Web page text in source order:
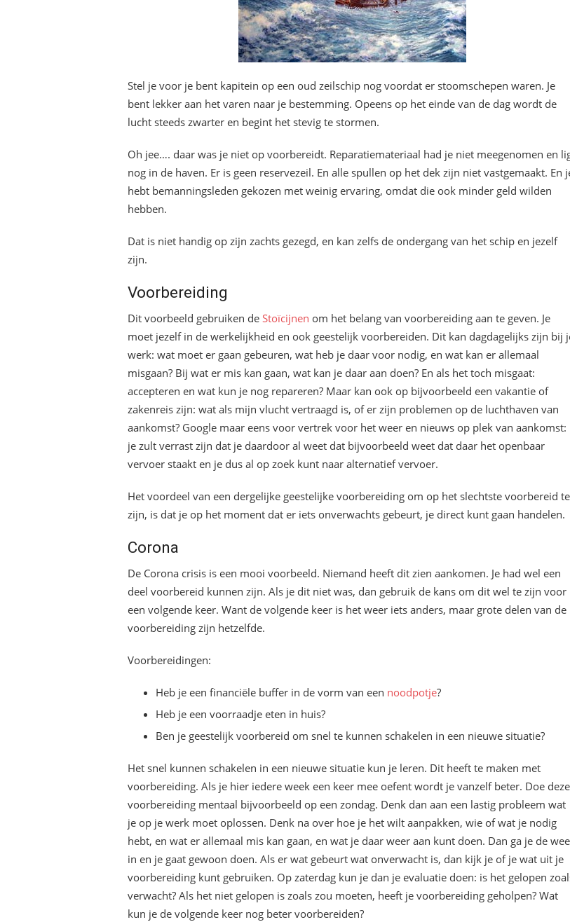
Stel je voor je bent kapitein op een oud zeilschip nog voordat er stoomschepen waren. Je
bent lekker aan het varen naar je bestemming. Opeens op het einde van de dag wordt de
lucht steeds zwarter en begint het stevig te stormen.
Oh jee…. daar was je niet op voorbereidt. Reparatiemateriaal had je niet meegenomen en
nog in de haven. Er is geen reservezeil. En alle spullen op het dek zijn niet vastgemaakt. En
hebt bemanningsleden gekozen met weinig ervaring, omdat die ook minder geld wilden
hebben.
Dat is niet handig op zijn zachts gezegd, en kan zelfs de ondergang van het schip en jezelf
zijn.
Voorbereiding
Dit voorbeeld gebruiken de Stoïcijnen om het belang van voorbereiding aan te geven. Je
moet jezelf in de werkelijkheid en ook geestelijk voorbereiden. Dit kan dagdagelijks zijn bij
werk: wat moet er gaan gebeuren, wat heb je daar voor nodig, en wat kan er allemaal
misgaan? Bij wat er mis kan gaan, wat kan je daar aan doen? En als het toch misgaat:
accepteren en wat kun je nog repareren? Maar kan ook op bijvoorbeeld een vakantie of
zakenreis zijn: wat als mijn vlucht vertraagd is, of er zijn problemen op de luchthaven van
aankomst? Google maar eens voor vertrek voor het weer en nieuws op plek van aankomst:
je zult verrast zijn dat je daardoor al weet dat bijvoorbeeld weet dat daar het openbaar
vervoer staakt en je dus al op zoek kunt naar alternatief vervoer.
Het voordeel van een dergelijke geestelijke voorbereiding om op het slechtste voorbereid te
zijn, is dat je op het moment dat er iets onverwachts gebeurt, je direct kunt gaan handelen.
Corona
De Corona crisis is een mooi voorbeeld. Niemand heeft dit zien aankomen. Je had wel een
deel voorbereid kunnen zijn. Als je dit niet was, dan gebruik de kans om dit wel te zijn voor
een volgende keer. Want de volgende keer is het weer iets anders, maar grote delen van de
voorbereiding zijn hetzelfde.
Voorbereidingen:
Heb je een financiële buffer in de vorm van een noodpotje?
Heb je een voorraadje eten in huis?
Ben je geestelijk voorbereid om snel te kunnen schakelen in een nieuwe situatie?
Het snel kunnen schakelen in een nieuwe situatie kun je leren. Dit heeft te maken met
voorbereiding. Als je hier iedere week een keer mee oefent wordt je vanzelf beter. Doe deze
voorbereiding mentaal bijvoorbeeld op een zondag. Denk dan aan een lastig probleem wat
je op je werk moet oplossen. Denk na over hoe je het wilt aanpakken, wie of wat je nodig
hebt, en wat er allemaal mis kan gaan, en wat je daar weer aan kunt doen. Dan ga je de
in en je gaat gewoon doen. Als er wat gebeurt wat onverwacht is, dan kijk je of je wat uit je
voorbereiding kunt gebruiken. Op zaterdag kun je dan je evaluatie doen: is het gelopen
verwacht? Als het niet gelopen is zoals zou moeten, heeft je voorbereiding geholpen? Wat
kun je de volgende keer nog beter voorbereiden?